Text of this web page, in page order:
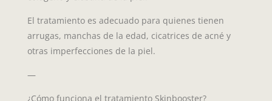
El tratamiento es adecuado para quienes tienen
arrugas, manchas de la edad, cicatrices de acné y
otras imperfecciones de la piel.
—
¿Cómo funciona el tratamiento Skinbooster?